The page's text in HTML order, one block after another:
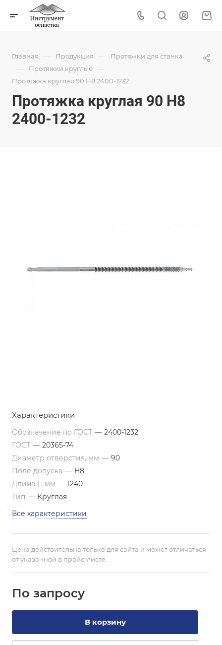
Главная — Продукция — Протяжки для станка
— Протяжки круглые —
Протяжка круглая 90 H8 2400-1232
Протяжка круглая 90 H8
2400-1232
Характеристики
Обозначение по ГОСТ — 2400-1232
ГОСТ — 20365-74
Диаметр отверстия, мм — 90
Поле допуска — H8
Длина L, мм — 1240
Тип — Круглая
Все характеристики
Цена действительна только для сайта и может отличаться
от указанной в прайс-листе
По запросу
В корзину